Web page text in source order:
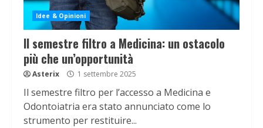
Idee & Opinioni
Il semestre filtro a Medicina: un ostacolo
più che un’opportunità
Asterix 1 settembre 2025
Il semestre filtro per l’accesso a Medicina e
Odontoiatria era stato annunciato come lo
strumento per restituire...